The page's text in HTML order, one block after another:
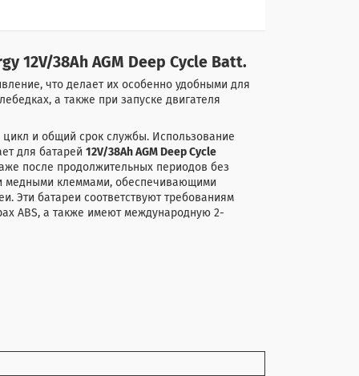
12V/38Ah AGM Deep Cycle Batt.
что делает их особенно удобными для
а также при запуске двигателя
и общий срок службы. Использование
для батарей 12V/38Ah AGM Deep Cycle
после продолжительных периодов без
медными клеммами, обеспечивающими
Эти батареи соответствуют требованиям
ABS, а также имеют международную 2-